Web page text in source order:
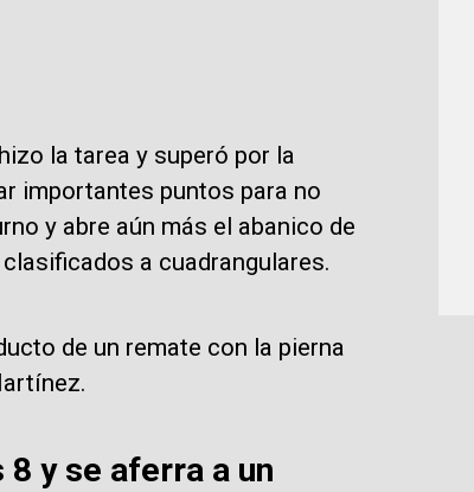
la tarea y superó por la
importantes puntos para no
y abre aún más el abanico de
a cuadrangulares.
de un remate con la pierna
y se aferra a un